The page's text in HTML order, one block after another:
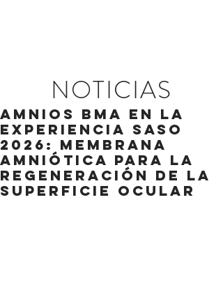
NOTICIAS
AMNIOS BMA en la
Experiencia SASO
2026: membrana
amniótica para la
regeneración de la
superficie ocular